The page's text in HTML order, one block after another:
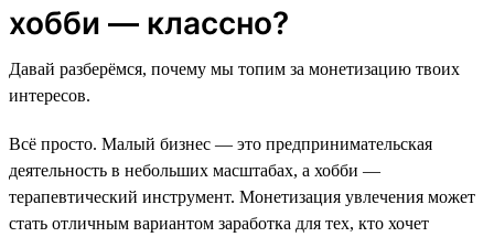
хобби — классно?
Давай разберёмся, почему мы топим за монетизацию твоих
интересов.
Всё просто. Малый бизнес — это предпринимательская
деятельность в небольших масштабах, а хобби —
терапевтический инструмент. Монетизация увлечения может
стать отличным вариантом заработка для тех, кто хочет